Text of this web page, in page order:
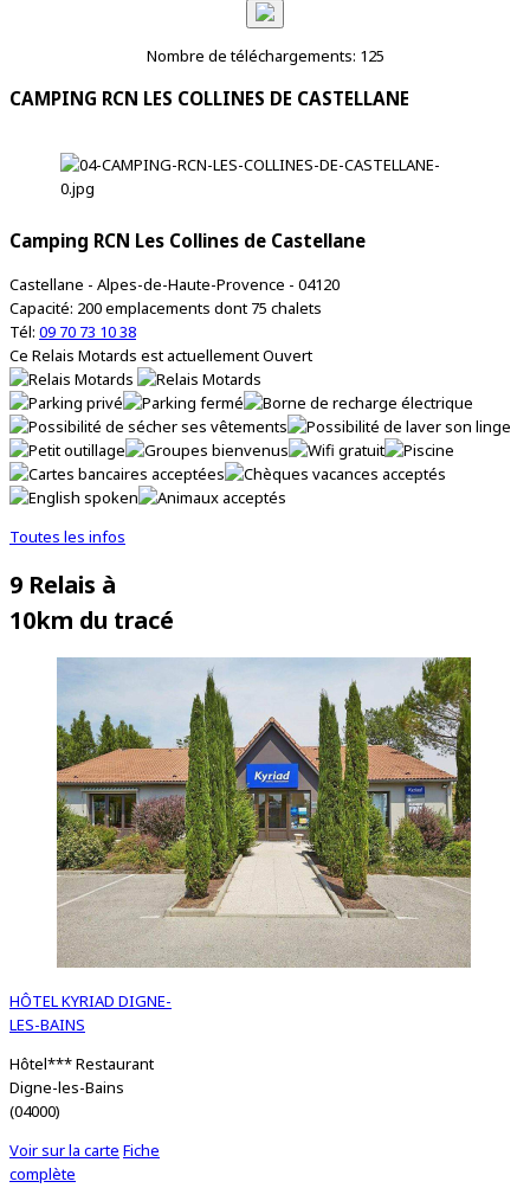
Nombre de téléchargements: 125
CAMPING RCN LES COLLINES DE CASTELLANE
Camping RCN Les Collines de Castellane
Castellane - Alpes-de-Haute-Provence - 04120
Capacité: 200 emplacements dont 75 chalets
Tél: 09 70 73 10 38
Ce Relais Motards est actuellementOuvert
Toutes les infos
9 Relais à
10km du tracé
HÔTEL KYRIAD DIGNE-
LES-BAINS
Hôtel*** Restaurant
Digne-les-Bains
(04000)
Voir sur la carte Fiche
complète